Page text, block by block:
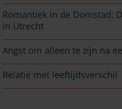
Romantiek in de Domstad:
in Utrecht
Angst om alleen te zijn na
Relatie met leeftijdsverschil